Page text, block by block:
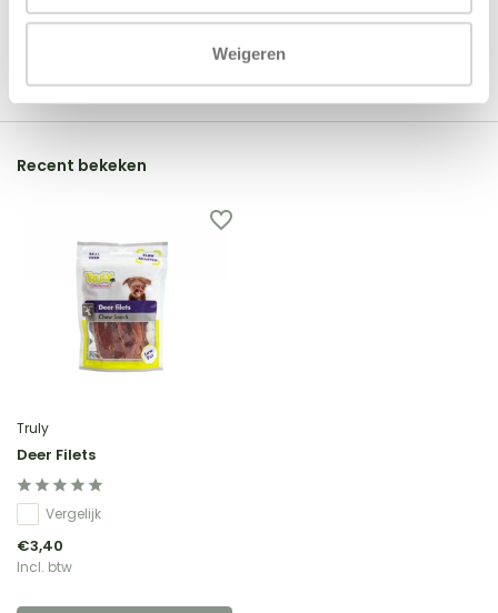
Weigeren
Er zijn nog geen reviews geschreven over dit product..
Recent bekeken
Truly
Deer Filets
Vergelijk
€3,40
Incl. btw